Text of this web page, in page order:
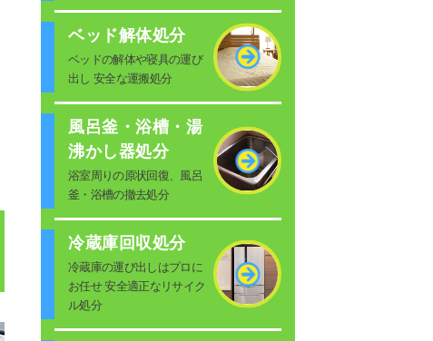
ベッド解体処分
ベッドの解体や寝具の運び
出し 安全な運搬処分
風呂釜・浴槽・湯
沸かし器処分
浴室周りの原状回復、風呂
釜・浴槽の撤去処分
冷蔵庫回収処分
冷蔵庫の運び出しはプロに
お任せ 安全適正なリサイク
ル処分